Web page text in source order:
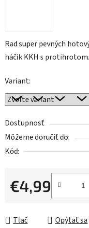
Rad super pevných
háčik KKH s protihrotom.
Variant:
Dostupnosť
Môžeme doručiť do:
Kód:
€4,99
Jednotková cena:
Tlač Opýtať sa